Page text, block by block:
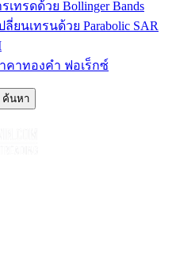
ทรดด้วย Bollinger Bands
ยนเทรนด้วย Parabolic SAR
คาทองคำ ฟอเร็กซ์